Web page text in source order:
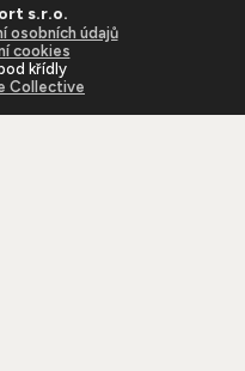
s.r.o.
osobních údajů
cookies
křídly
Collective